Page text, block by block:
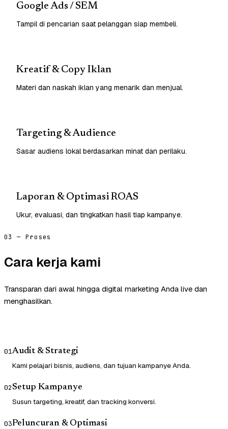
Google Ads / SEM
Tampil di pencarian saat pelanggan siap membeli.
Kreatif & Copy Iklan
Materi dan naskah iklan yang menarik dan menjual.
Targeting & Audience
Sasar audiens lokal berdasarkan minat dan perilaku.
Laporan & Optimasi ROAS
Ukur, evaluasi, dan tingkatkan hasil tiap kampanye.
03 — Proses
Cara kerja kami
Transparan dari awal hingga digital marketing Anda live dan
menghasilkan.
01Audit & Strategi
Kami pelajari bisnis, audiens, dan tujuan kampanye Anda.
02Setup Kampanye
Susun targeting, kreatif, dan tracking konversi.
03Peluncuran & Optimasi